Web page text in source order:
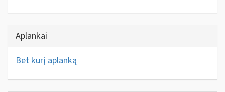
Aplankai
Bet kurį aplanką